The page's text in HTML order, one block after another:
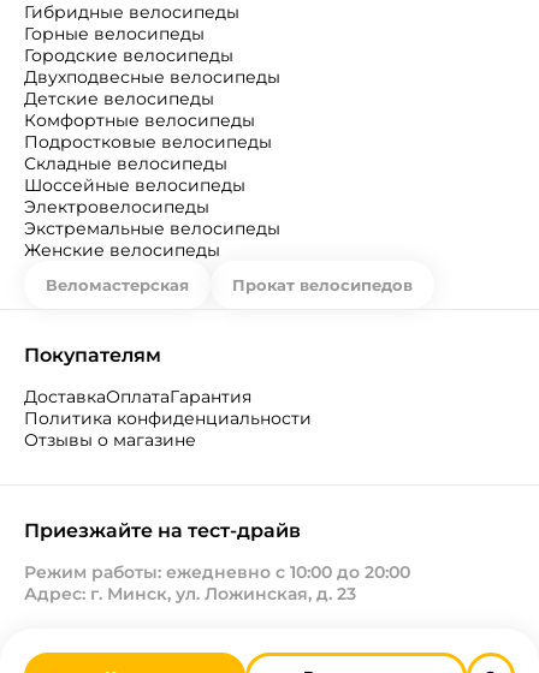
Гибридные велосипеды
Горные велосипеды
Городские велосипеды
Двухподвесные велосипеды
Детские велосипеды
Комфортные велосипеды
Подростковые велосипеды
Складные велосипеды
Шоссейные велосипеды
Электровелосипеды
Экстремальные велосипеды
Женские велосипеды
Веломастерская Прокат велосипедов
Покупателям
ДоставкаОплатаГарантия
Политика конфиденциальности
Отзывы о магазине
Приезжайте на тест-драйв
Режим работы: ежедневно с 10:00 до 20:00
Адрес: г. Минск, ул. Ложинская, д. 23